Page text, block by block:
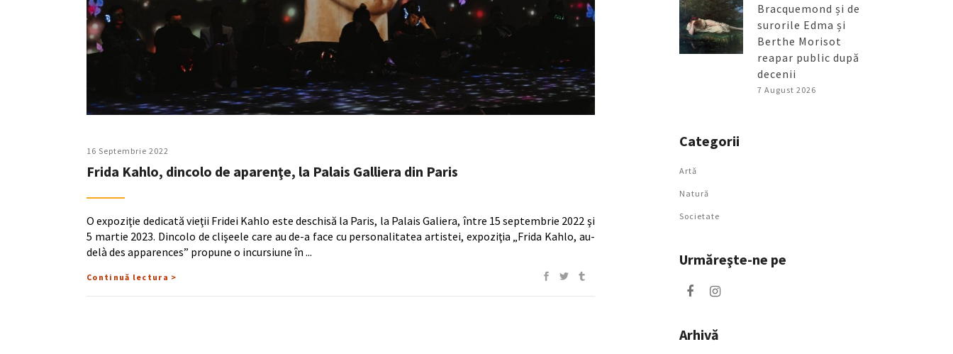
16 Septembrie 2022
Frida Kahlo, dincolo de aparenţe, la Palais Galliera din Paris
O expoziţie dedicată vieţii Fridei Kahlo este deschisă la Paris, la Palais Galiera, între 15 septembrie 2022 şi
5 martie 2023. Dincolo de clişeele care au de-a face cu personalitatea artistei, expoziţia „Frida Kahlo, au-
delà des apparences” propune o incursiune în
Continuă lectura >
Bracquemond și de
surorile Edma și
Berthe Morisot
reapar public după
decenii
7 August 2026
Categorii
Artǎ
Natură
Societate
Urmăreşte-ne pe
Arhivă